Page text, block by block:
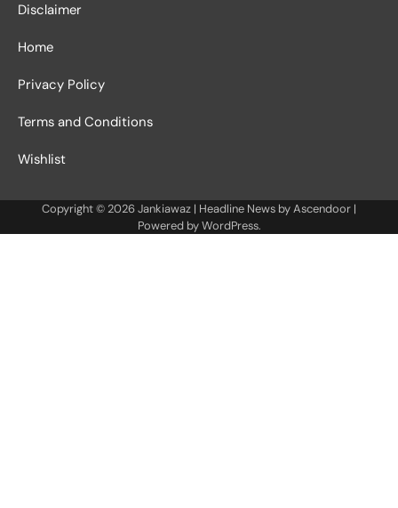
Disclaimer
Home
Privacy Policy
Terms and Conditions
Wishlist
Copyright © 2026Jankiawaz | Headline News byAscendoor |
Powered byWordPress.